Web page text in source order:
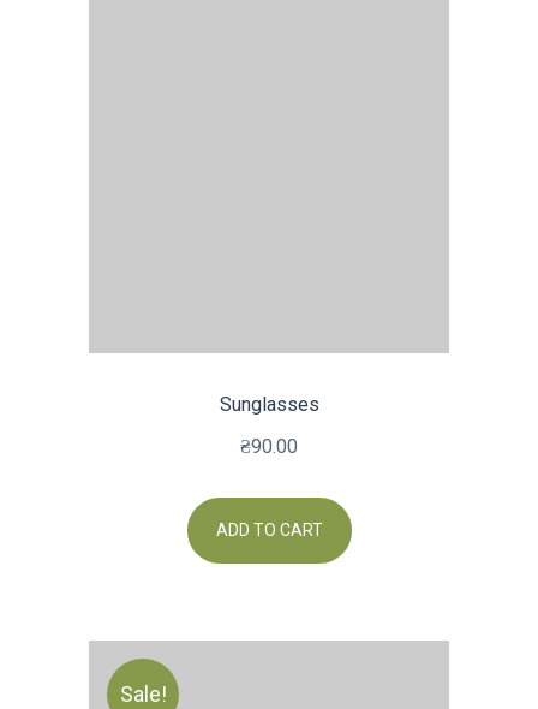
Sunglasses
₴90.00
ADD TO CART
Sale!